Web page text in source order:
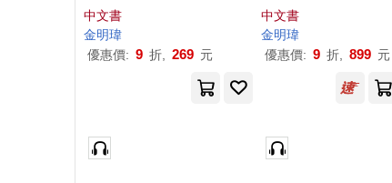
中文書
金明瑋
優惠價: 9 折, 269 元
中文書
金明瑋
優惠價: 9 折, 899 元